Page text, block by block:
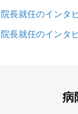
院長就任のインタ
院長就任のインタ
病